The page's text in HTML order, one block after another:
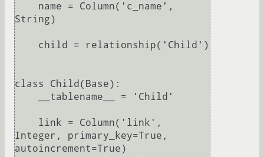
String)
class Child(Base):
Integer, primary_key=True,
autoincrement=True)